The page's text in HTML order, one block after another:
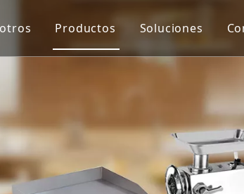
Productos
Equipo de protección y virus
Extractor de jugo
Soluciones